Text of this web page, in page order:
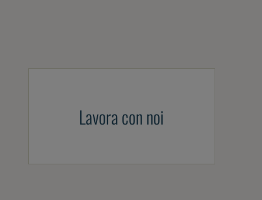
Lavora con noi